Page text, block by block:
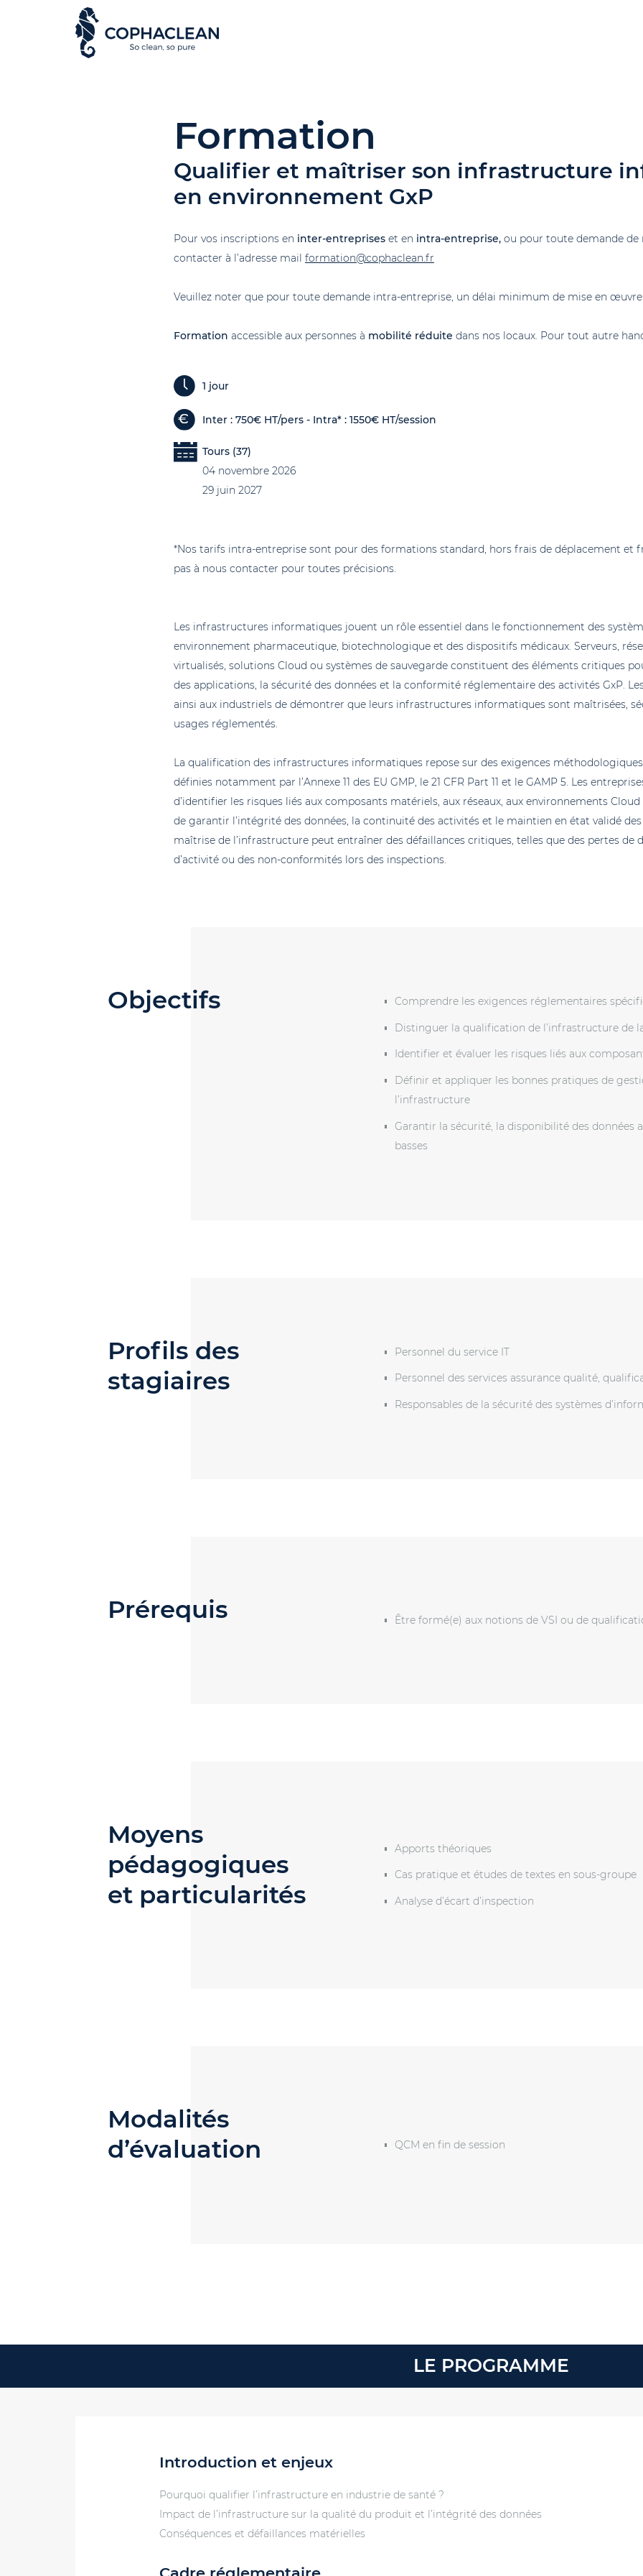
Formation
Qualifier et maîtriser son infrastructure
en environnement GxP
Pour vos inscriptions en inter-entreprises et en intra-entreprise, ou pour toute demande de
contacter à l’adresse mail formation@cophaclean.fr
Veuillez noter que pour toute demande intra-entreprise, un délai minimum de mise en œuvre
Formation accessible aux personnes à mobilité réduite dans nos locaux. Pour tout autre
1 jour
Inter : 750€ HT/pers - Intra* : 1550€ HT/session
Tours (37)
04 novembre 2026
29 juin 2027
*Nos tarifs intra-entreprise sont pour des formations standard, hors frais de déplacement et
pas à nous contacter pour toutes précisions.
Les infrastructures informatiques jouent un rôle essentiel dans le fonctionnement des
environnement pharmaceutique, biotechnologique et des dispositifs médicaux. Serveurs,
virtualisés, solutions Cloud ou systèmes de sauvegarde constituent des éléments critiques
des applications, la sécurité des données et la conformité réglementaire des activités GxP.
ainsi aux industriels de démontrer que leurs infrastructures informatiques sont maîtrisées,
usages réglementés.
La qualification des infrastructures informatiques repose sur des exigences
définies notamment par l’Annexe 11 des EU GMP, le 21 CFR Part 11 et le GAMP 5. Les
d’identifier les risques liés aux composants matériels, aux réseaux, aux environnements
de garantir l’intégrité des données, la continuité des activités et le maintien en état validé
maîtrise de l’infrastructure peut entraîner des défaillances critiques, telles que des pertes de
d’activité ou des non-conformités lors des inspections.
Objectifs Comprendre les exigences réglementaires
Distinguer la qualification de l’infrastructure de
Identifier et évaluer les risques liés aux
Définir et appliquer les bonnes pratiques de
l’infrastructure
Garantir la sécurité, la disponibilité des données
basses
Profils des
stagiaires
Personnel du service IT
Personnel des services assurance qualité,
Responsables de la sécurité des systèmes
Prérequis Être formé(e) aux notions de VSI ou de
Moyens
pédagogiques
et particularités
Apports théoriques
Cas pratique et études de textes en sous-groupe
Analyse d’écart d’inspection
Modalités
d’évaluation
QCM en fin de session
LE PROGRAMME
Introduction et enjeux
Pourquoi qualifier l’infrastructure en industrie de santé ?
Impact de l’infrastructure sur la qualité du produit et l’intégrité des données
Conséquences et défaillances matérielles